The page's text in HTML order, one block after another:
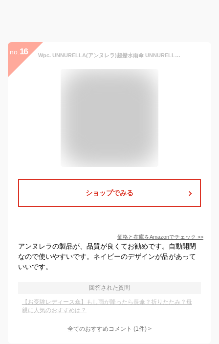
no. 16 Wpc. UNNURELLA(アンヌレラ)超撥水雨傘 UNNURELLA ミニ 60 AUTOMATIC ネイビー 60cm 自動開閉 メンズ レディース 折りたたみ傘 UN003-910
ショップでみる
価格と在庫をAmazonでチェック >>
アンヌレラの製品が、品質が良くてお勧めです。自動開閉
なので使いやすいです。ネイビーのデザインが品があって
いいです。
回答された質問
【お受験レディース傘】もし雨が降ったら長傘？折りたたみ？母
親に人気のおすすめは？
全てのおすすめコメント (1件) >